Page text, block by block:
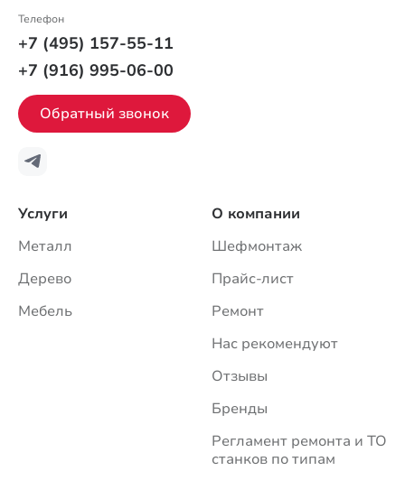
Услуги
Металл
Дерево
Мебель
О компании
Шефмонтаж
Прайс-лист
Ремонт
Нас рекомендуют
Отзывы
Бренды
Регламент ремонта и ТО
станков по типам
Телефон
+7 (495) 157-55-11
+7 (916) 995-06-00
Обратный звонок